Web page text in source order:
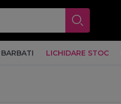
LICHIDARE STOC